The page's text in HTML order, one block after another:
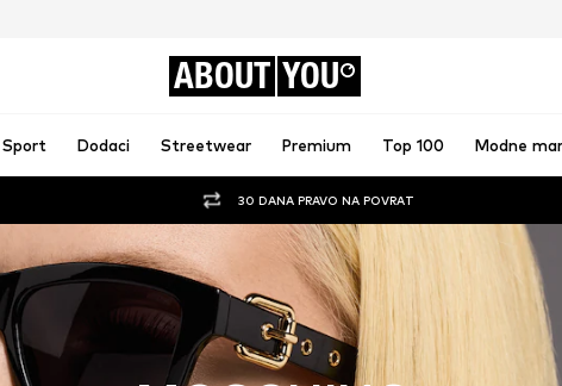
ABOUT YOU
Sport Dodaci Streetwear Premium Top 100 Modne
30 DANA PRAVO NA POVRAT